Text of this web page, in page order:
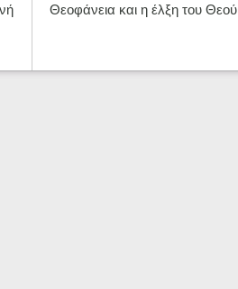
Θεοφάνεια και η έλξη του Θεού